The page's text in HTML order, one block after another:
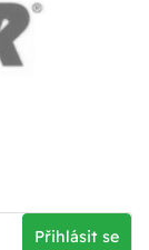
Přihlásit se